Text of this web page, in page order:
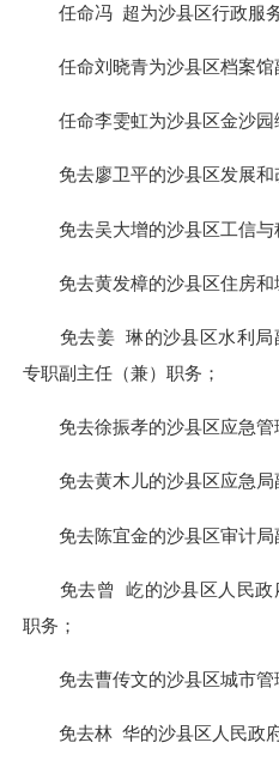
任命冯 超为沙县区行政服务
任命刘晓青为沙县区档案馆
任命李雯虹为沙县区金沙园
免去廖卫平的沙县区发展和
免去吴大增的沙县区工信与
免去黄发樟的沙县区住房和
免去姜 琳的沙县区水利局
专职副主任（兼）职务；
免去徐振孝的沙县区应急管
免去黄木儿的沙县区应急局
免去陈宜金的沙县区审计局
免去曾 屹的沙县区人民政
职务；
免去曹传文的沙县区城市管
免去林 华的沙县区人民政府